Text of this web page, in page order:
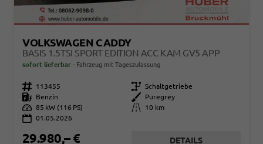
VOLKSWAGEN CADDY
BASIS 1.5TSI SPORT EDITION ACC KAM GV5 APP
sofort lieferbar Fahrzeug mit Tageszulassung
Fahrzeugnr. 113455 Getriebe Schaltgetriebe
Kraftstoff
Benzin Außenfarbe
Puregrey
Leistung 85 kW (116 PS) Kilometerstand
10 km
01.05.2026
29.980,– € DETAILS